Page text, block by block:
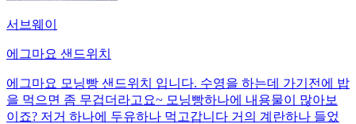
서브웨이
에그마요 샌드위치
에그마요 모닝빵 샌드위치 입니다. 수영을 하는데 가기전에 밥
을 먹으면 좀 무겁더라고요~ 모닝빵하나에 내용물이 많아보
이죠? 저거 하나에 두유하나 먹고갑니다 거의 계란하나 들었